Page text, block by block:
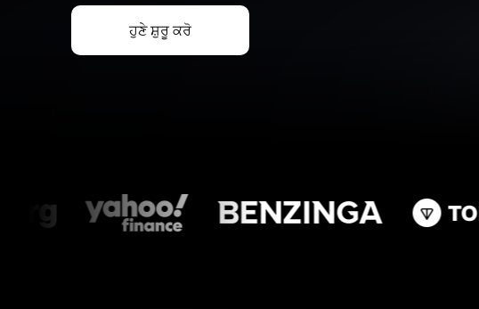
ਹੁਣੇ ਸ਼ੁਰੂ ਕਰੋ